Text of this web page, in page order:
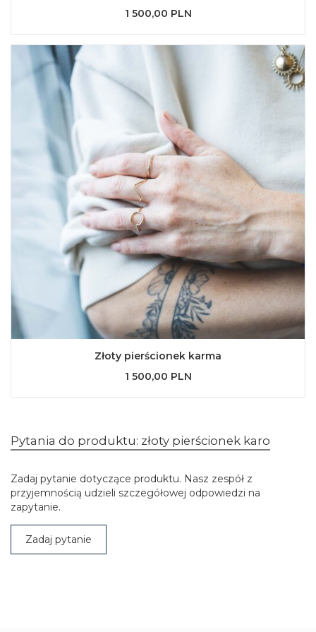
1 500,00 PLN
Złoty pierścionek karma
1 500,00 PLN
Pytania do produktu: złoty pierścionek karo
Zadaj pytanie dotyczące produktu. Nasz zespół z
przyjemnością udzieli szczegółowej odpowiedzi na
zapytanie.
Zadaj pytanie